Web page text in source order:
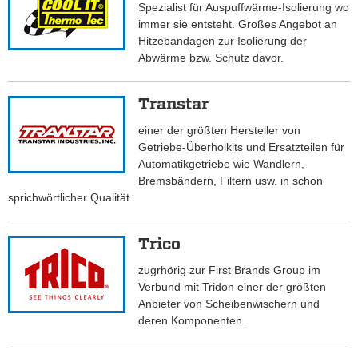
Spezialist für Auspuffwärme-Isolierung wo
immer sie entsteht. Großes Angebot an
Hitzebandagen zur Isolierung der
Abwärme bzw. Schutz davor.
Transtar
einer der größten Hersteller von
Getriebe-Überholkits und Ersatzteilen für
Automatikgetriebe wie Wandlern,
Bremsbändern, Filtern usw. in schon
sprichwörtlicher Qualität.
Trico
zugrhörig zur First Brands Group im
Verbund mit Tridon einer der größten
Anbieter von Scheibenwischern und
deren Komponenten.